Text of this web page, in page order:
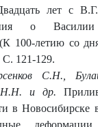
лет с
о Василии
100-летию со
С. 121-129.
С.Н.,
Н.Н. и др.
в Новосибирске